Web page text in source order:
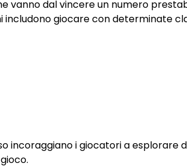
vanno dal vincere un numero
giocare con determinate
incoraggiano i giocatori a esplorare